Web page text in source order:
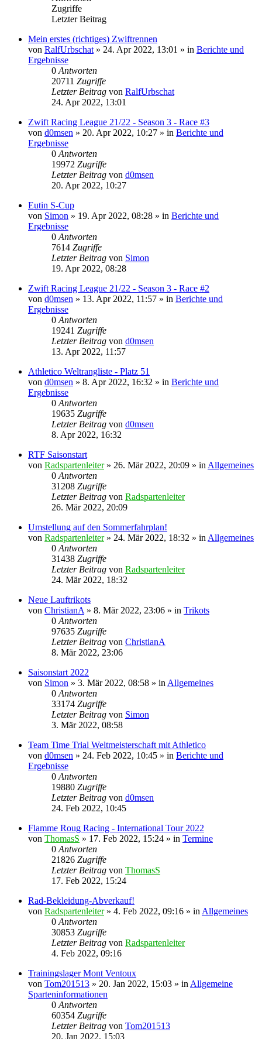
Zugriffe
Letzter Beitrag
Mein erstes (richtiges) Zwiftrennen
von RalfUrbschat » 24. Apr 2022, 13:01 » in Berichte und
Ergebnisse
0 Antworten
20711 Zugriffe
Letzter Beitrag von RalfUrbschat
24. Apr 2022, 13:01
Zwift Racing League 21/22 - Season 3 - Race #3
von d0msen » 20. Apr 2022, 10:27 » in Berichte und
Ergebnisse
0 Antworten
19972 Zugriffe
Letzter Beitrag von d0msen
20. Apr 2022, 10:27
Eutin S-Cup
von Simon » 19. Apr 2022, 08:28 » in Berichte und
Ergebnisse
0 Antworten
7614 Zugriffe
Letzter Beitrag von Simon
19. Apr 2022, 08:28
Zwift Racing League 21/22 - Season 3 - Race #2
von d0msen » 13. Apr 2022, 11:57 » in Berichte und
Ergebnisse
0 Antworten
19241 Zugriffe
Letzter Beitrag von d0msen
13. Apr 2022, 11:57
Athletico Weltrangliste - Platz 51
von d0msen » 8. Apr 2022, 16:32 » in Berichte und
Ergebnisse
0 Antworten
19635 Zugriffe
Letzter Beitrag von d0msen
8. Apr 2022, 16:32
RTF Saisonstart
von Radspartenleiter» 26. Mär 2022, 20:09 » in Allgemeines
0 Antworten
31208 Zugriffe
Letzter Beitrag von Radspartenleiter
26. Mär 2022, 20:09
Umstellung auf den Sommerfahrplan!
von Radspartenleiter» 24. Mär 2022, 18:32 » in Allgemeines
0 Antworten
31438 Zugriffe
Letzter Beitrag von Radspartenleiter
24. Mär 2022, 18:32
Neue Lauftrikots
von ChristianA » 8. Mär 2022, 23:06 » in Trikots
0 Antworten
97635 Zugriffe
Letzter Beitrag von ChristianA
8. Mär 2022, 23:06
Saisonstart 2022
von Simon » 3. Mär 2022, 08:58 » in Allgemeines
0 Antworten
33174 Zugriffe
Letzter Beitrag von Simon
3. Mär 2022, 08:58
Team Time Trial Weltmeisterschaft mit Athletico
von d0msen » 24. Feb 2022, 10:45 » in Berichte und
Ergebnisse
0 Antworten
19880 Zugriffe
Letzter Beitrag von d0msen
24. Feb 2022, 10:45
Flamme Roug Racing - International Tour 2022
von ThomasS » 17. Feb 2022, 15:24 » in Termine
0 Antworten
21826 Zugriffe
Letzter Beitrag von ThomasS
17. Feb 2022, 15:24
Rad-Bekleidung-Abverkauf!
von Radspartenleiter» 4. Feb 2022, 09:16 » in Allgemeines
0 Antworten
30853 Zugriffe
Letzter Beitrag von Radspartenleiter
4. Feb 2022, 09:16
Trainingslager Mont Ventoux
von Tom201513 » 20. Jan 2022, 15:03 » in Allgemeine
Sparteninformationen
0 Antworten
60354 Zugriffe
Letzter Beitrag von Tom201513
20. Jan 2022, 15:03